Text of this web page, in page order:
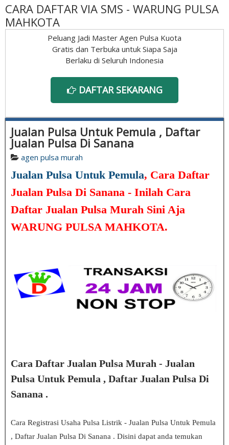
CARA DAFTAR VIA SMS - WARUNG PULSA
MAHKOTA
Peluang Jadi Master Agen Pulsa Kuota
Gratis dan Terbuka untuk Siapa Saja
Berlaku di Seluruh Indonesia
DAFTAR SEKARANG
Jualan Pulsa Untuk Pemula , Daftar
Jualan Pulsa Di Sanana
agen pulsa murah
Jualan Pulsa Untuk Pemula, Cara Daftar
Jualan Pulsa Di Sanana - Inilah Cara
Daftar Jualan Pulsa Murah Sini Aja
WARUNG PULSA MAHKOTA.
Cara Daftar Jualan Pulsa Murah - Jualan
Pulsa Untuk Pemula , Daftar Jualan Pulsa Di
Sanana .
Cara Registrasi Usaha Pulsa Listrik - Jualan Pulsa Untuk Pemula
, Daftar Jualan Pulsa Di Sanana . Disini dapat anda temukan